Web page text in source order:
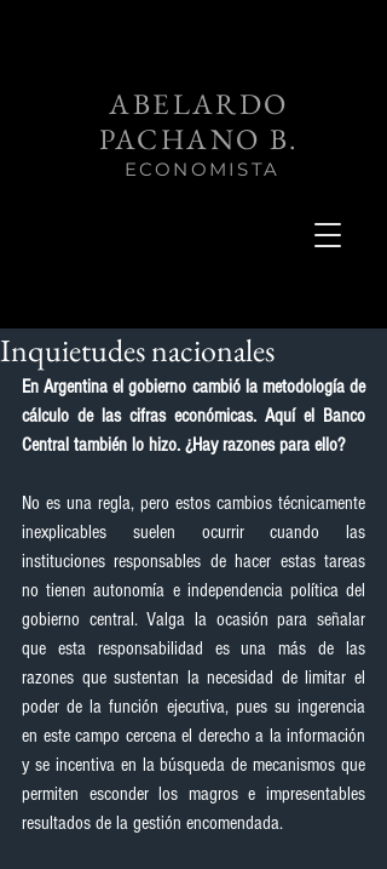
ABELARDO
PACHANO B.
ECONOMISTA
Inquietudes nacionales
En Argentina el gobierno cambió la metodología de
cálculo de las cifras económicas. Aquí el Banco
Central también lo hizo. ¿Hay razones para ello?
No es una regla, pero estos cambios técnicamente
inexplicables suelen ocurrir cuando las
instituciones responsables de hacer estas tareas
no tienen autonomía e independencia política del
gobierno central. Valga la ocasión para señalar
que esta responsabilidad es una más de las
razones que sustentan la necesidad de limitar el
poder de la función ejecutiva, pues su ingerencia
en este campo cercena el derecho a la información
y se incentiva en la búsqueda de mecanismos que
permiten esconder los magros e impresentables
resultados de la gestión encomendada.